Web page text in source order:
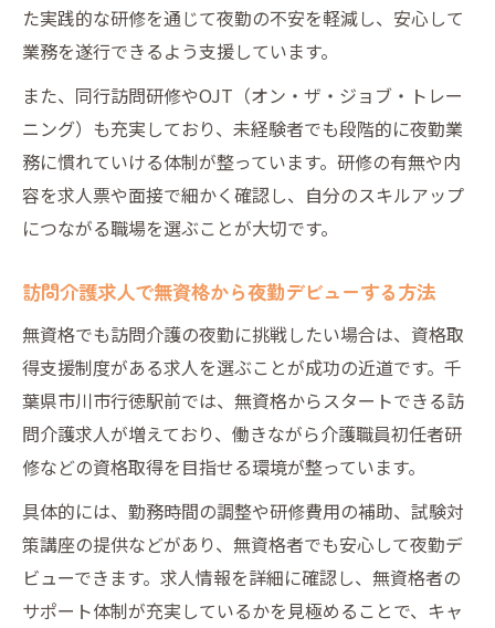
た実践的な研修を通じて夜勤の不安を軽減し、安心して
業務を遂行できるよう支援しています。
また、同行訪問研修やOJT（オン・ザ・ジョブ・トレー
ニング）も充実しており、未経験者でも段階的に夜勤業
務に慣れていける体制が整っています。研修の有無や内
容を求人票や面接で細かく確認し、自分のスキルアップ
につながる職場を選ぶことが大切です。
訪問介護求人で無資格から夜勤デビューする方法
無資格でも訪問介護の夜勤に挑戦したい場合は、資格取
得支援制度がある求人を選ぶことが成功の近道です。千
葉県市川市行徳駅前では、無資格からスタートできる訪
問介護求人が増えており、働きながら介護職員初任者研
修などの資格取得を目指せる環境が整っています。
具体的には、勤務時間の調整や研修費用の補助、試験対
策講座の提供などがあり、無資格者でも安心して夜勤デ
ビューできます。求人情報を詳細に確認し、無資格者の
サポート体制が充実しているかを見極めることで、キャ